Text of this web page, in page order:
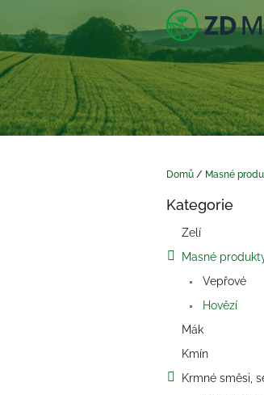
obsah
Domů / Masné
Přeskočit
Kategorie
Zelí
Masné
Vepřové
Hovězí
Mák
Kmín
Krmné směsi,